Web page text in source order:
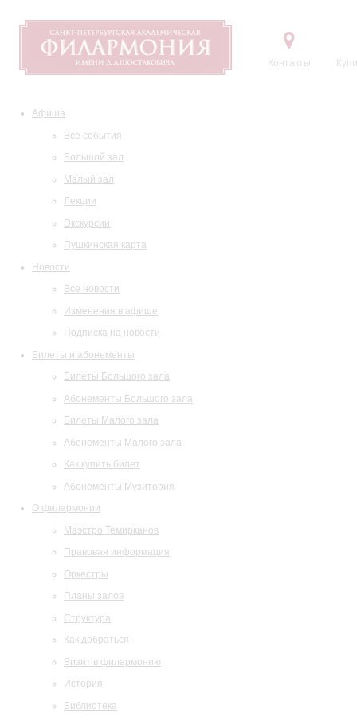
Контакты
Афиша
Все события
Большой зал
Малый зал
Лекции
Экскурсии
Пушкинская карта
Новости
Все новости
Изменения в афише
Подписка на новости
Билеты и абонементы
Билеты Большого зала
Абонементы Большого зала
Билеты Малого зала
Абонементы Малого зала
Как купить билет
Абонементы Музитория
О филармонии
Маэстро Темирканов
Правовая информация
Оркестры
Планы залов
Структура
Как добраться
Визит в филармонию
История
Библиотека